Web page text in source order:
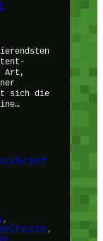
Art,
sich die